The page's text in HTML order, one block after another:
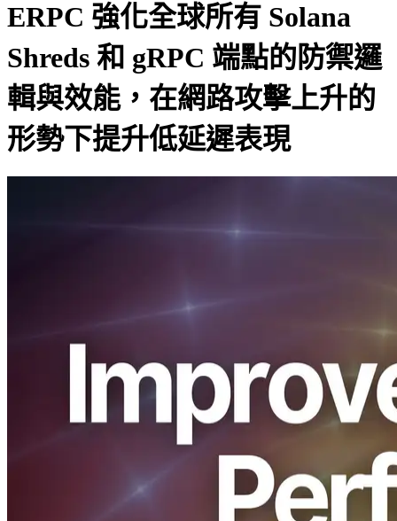
ERPC 強化全球所有 Solana
Shreds 和 gRPC 端點的防禦邏
輯與效能，在網路攻擊上升的
形勢下提升低延遲表現
ELSOUL LABO B.V.（總部：荷蘭阿姆斯特丹，CEO：
Fumitake Kawasaki）與 Validators DAO 宣佈，ERPC 已完成對
所有地區 Shreds 和 Geyser gRPC 端點的重大升級，同步增強
隨著 Solana 網路規模持續增長，攻擊流量也在同步增加。為
了在保護正常流量的同時進一步提升延遲和穩定性，ERPC 強